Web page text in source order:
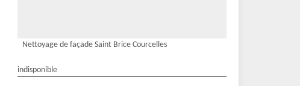
Nettoyage de façade Saint Brice Courcelles
indisponible